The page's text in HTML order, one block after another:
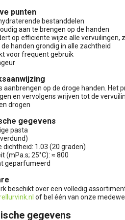
punten
bestanddelen
aan te brengen op de handen
op efficiënte wijze alle
de handen grondig in alle zachtheid
voor frequent gebruik
aanbrengen op de droge handen. Het
en vervolgens wrijven tot de
drogen
gegevens
pasta
dichtheid: 1.03 (20 graden)
(mPa.s; 25°C): ≈ 800
geparfumeerd
beschikt over een volledig
of bel één van onze
gegevens